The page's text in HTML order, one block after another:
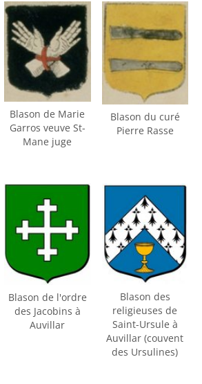
Blason de Marie
Garros veuve St-
Mane juge
Blason du curé
Pierre Rasse
Blason de l'ordre
des Jacobins à
Auvillar
Blason des
religieuses de
Saint-Ursule à
Auvillar (couvent
des Ursulines)